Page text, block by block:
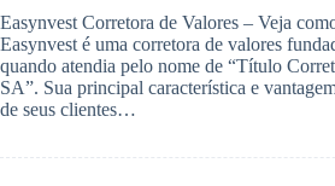
Easynvest Corretora de Valores – Veja
Easynvest é uma corretora de valores
quando atendia pelo nome de “Título
SA”. Sua principal característica e
de seus clientes…